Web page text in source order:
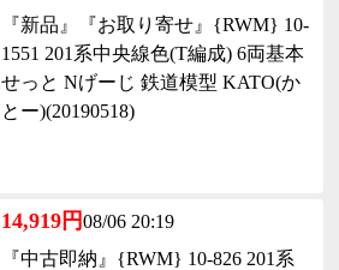
『新品』『お取り寄せ』{RWM} 10-
1551 201系中央線色(T編成) 6両基本
せっと Nげーじ 鉄道模型 KATO(か
とー)(20190518)
14,919円08/06 20:19
『中古即納』{RWM} 10-826 201系